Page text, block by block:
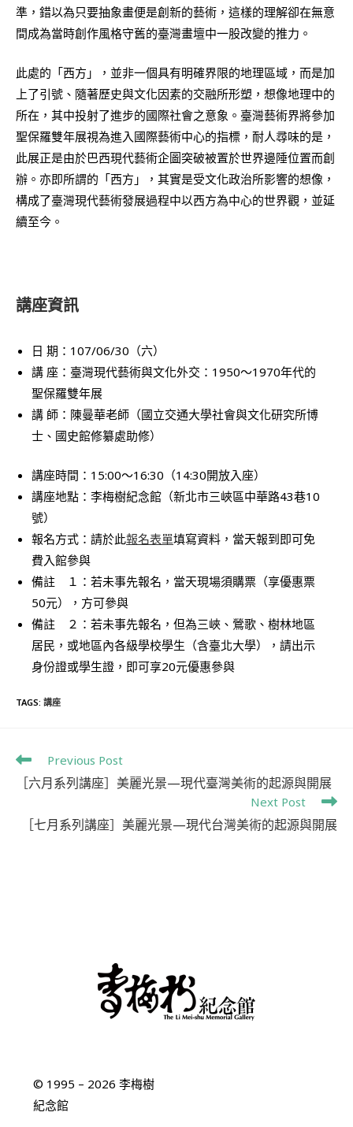
準，錯以為只要抽象畫便是創新的藝術，這樣的理解卻在無意
間成為當時創作風格守舊的臺灣畫壇中一股改變的推力。
此處的「西方」，並非一個具有明確界限的地理區域，而是加
上了引號、隨著歷史與文化因素的交融所形塑，想像地理中的
所在，其中投射了進步的國際社會之意象。臺灣藝術界將參加
聖保羅雙年展視為進入國際藝術中心的指標，耐人尋味的是，
此展正是由於巴西現代藝術企圖突破被置於世界邊陲位置而創
辦。亦即所謂的「西方」，其實是受文化政治所影響的想像，
構成了臺灣現代藝術發展過程中以西方為中心的世界觀，並延
續至今。
講座資訊
日 期：107/06/30（六）
講 座：臺灣現代藝術與文化外交：1950～1970年代的
聖保羅雙年展
講 師：陳曼華老師（國立交通大學社會與文化研究所博
士、國史館修纂處助修）
講座時間：15:00～16:30（14:30開放入座）
講座地點：李梅樹紀念館（新北市三峽區中華路43巷10
號）
報名方式：請於此報名表單填寫資料，當天報到即可免
費入館參與
備註 １：若未事先報名，當天現場須購票（享優惠票
50元），方可參與
備註 ２：若未事先報名，但為三峽、鶯歌、樹林地區
居民，或地區內各級學校學生（含臺北大學），請出示
身份證或學生證，即可享20元優惠參與
TAGS: 講座
Previous Post
［六月系列講座］美麗光景—現代臺灣美術的起源與開展
Next Post
［七月系列講座］美麗光景—現代台灣美術的起源與開展
© 1995 – 2026 李梅樹
紀念館